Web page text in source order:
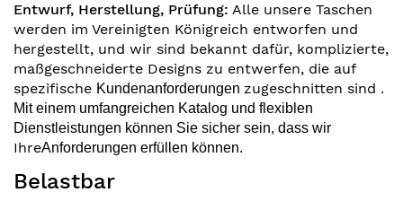
Entwurf, Herstellung, Prüfung: Alle unsere Taschen
werden im Vereinigten Königreich entworfen und
hergestellt, und wir sind bekannt dafür, komplizierte,
maßgeschneiderte Designs zu entwerfen, die auf
spezifische Kundenanforderungen zugeschnitten sind .
Mit einem umfangreichen Katalog und flexiblen
Dienstleistungen können Sie sicher sein, dass wir
IhreAnforderungen erfüllen können.
Belastbar